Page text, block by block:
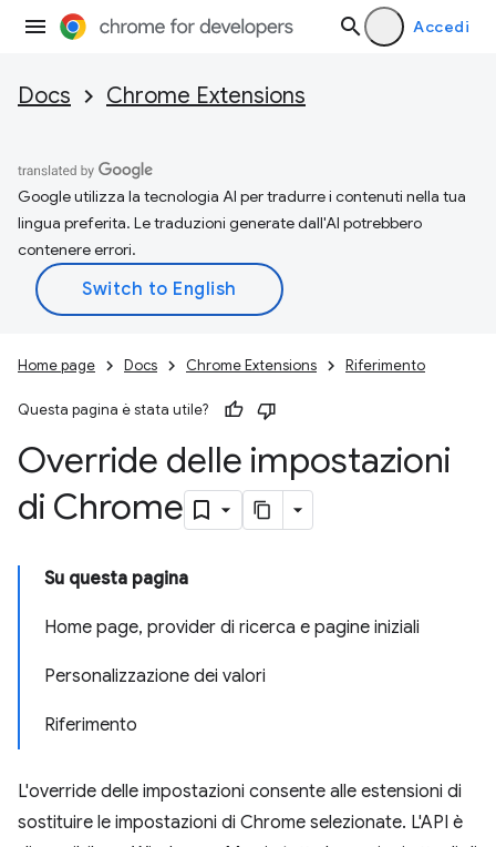
Accedi
Docs Chrome Extensions
Google utilizza la tecnologia AI per tradurre i contenuti nella tua
lingua preferita. Le traduzioni generate dall'AI potrebbero
contenere errori.
Home page Docs Chrome Extensions Riferimento
Questa pagina è stata utile?
Override delle impostazioni
di Chrome
Su questa pagina
Home page, provider di ricerca e pagine iniziali
Personalizzazione dei valori
Riferimento
L'override delle impostazioni consente alle estensioni di
sostituire le impostazioni di Chrome selezionate. L'API è